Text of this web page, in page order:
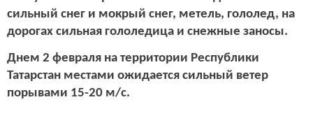
дорогах сильная гололедица и снежные заносы.
Татарстан местами ожидается сильный ветер
порывами 15-20 м/с.